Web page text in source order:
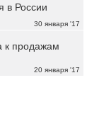
30 января '17
в России
20 января '17
к продажам